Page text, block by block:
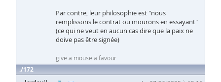
Par contre, leur philosophie est "nous
remplissons le contrat ou mourons en essayant"
(ce qui ne veut en aucun cas dire que la paix ne
doive pas être signée)
give a mouse a favour
172